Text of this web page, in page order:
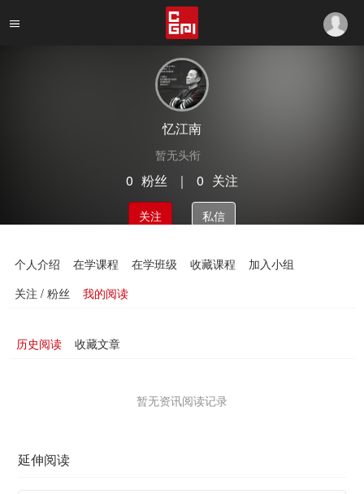
忆江南
暂无头衔
0 粉丝 ｜ 0 关注
关注 私信
个人介绍 在学课程 在学班级 收藏课程
加入小组
关注 / 粉丝
我的阅读
历史阅读 收藏文章
暂无资讯阅读记录
延伸阅读